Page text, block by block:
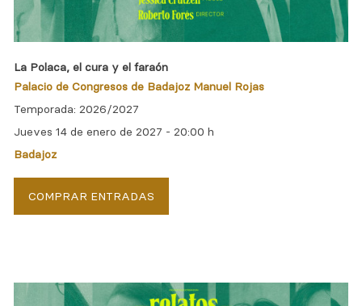
La Polaca, el cura y el faraón
Palacio de Congresos de Badajoz Manuel Rojas
Temporada: 2026/2027
Jueves 14 de enero de 2027 -20:00 h
Badajoz
COMPRAR ENTRADAS